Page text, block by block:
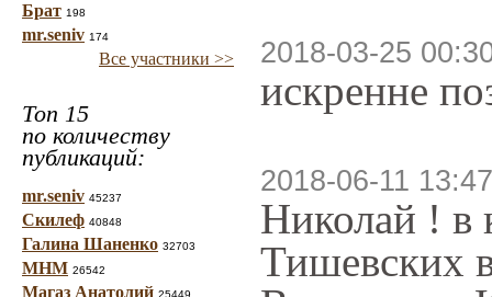
Брат 198
mr.seniv 174
Все участники >>
Топ 15
по количеству
публикаций:
mr.seniv 45237
Скилеф 40848
Галина Шаненко 32703
МНМ 26542
Магаз Анатолий 25449
2018-03-25
искренне
2018-06-11
Николай ! в
Тишевских